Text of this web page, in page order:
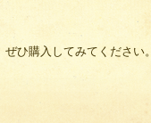
ひ購入してみてください。